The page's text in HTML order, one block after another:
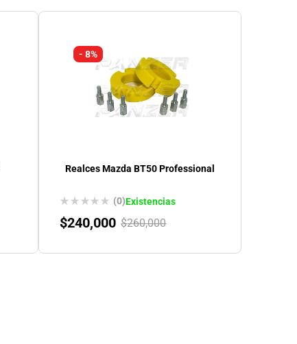
- 8%
Realces Mazda BT50 Professional
(0)Existencias
$260,000
$240,000